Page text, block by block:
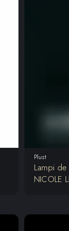
Plust
Lampi
NICOLE